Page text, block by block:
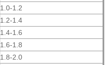
1.0-1.2
1.2-1.4
1.4-1.6
1.6-1.8
1.8-2.0